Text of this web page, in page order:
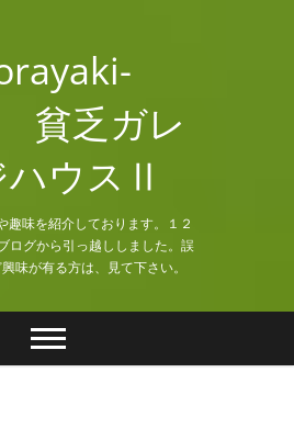
貧乏ガレ
ハウスⅡ
趣味を紹介しております。１２
ログから引っ越ししました。誤
味が有る方は、見て下さい。